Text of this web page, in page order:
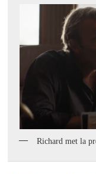
Richard met la